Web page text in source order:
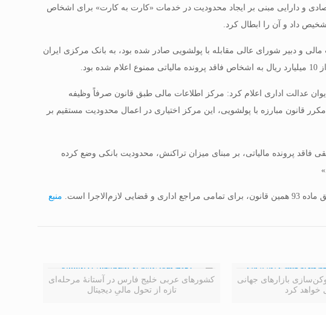
و دارایی مبنی بر ایجاد محدودیت در خدمات «کارت به کارت» برای اشخاص
داد و آن را ابطال کرد.
11/2 از سوی رئیس مرکز اطلاعات مالی و دبیر شورای عالی مقابله با پولشویی صادر شده بود، به بانک مرکزی ایران
عدالت اداری اعلام کرد: مرکز اطلاعات مالی طبق قانون صرفاً وظیفه
جمع‌آوری، تحلیل و ارجاع اطلاعات به مراجع قضایی را دارد و به موجب ماده 7 مکرر قانون مبارزه با پولشویی، این مرکز اختیاری در اعمال محدودیت مستقیم بر
پرونده مالیاتی، بر مبنای میزان تراکنش، محدودیت بانکی وضع کرده
منبع
بازارهای جهانی
خواهد کرد
کشورهای عربی خلیج فارس در آستانهٔ مرحله‌ای
تازه از تحول مالیِ دیجیتال